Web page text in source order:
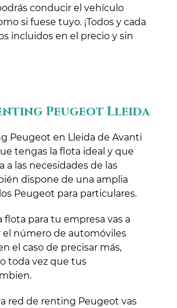
conducir el vehículo
si fuese tuyo. ¡Todos y cada
incluidos en el precio y sin
Peugeot Lleida
Peugeot en Lleida de Avanti
tengas la flota ideal y que
a las necesidades de las
dispone de una amplia
Peugeot para particulares.
flota para tu empresa vas a
número de automóviles
el caso de precisar más,
toda vez que tus
red de renting Peugeot vas